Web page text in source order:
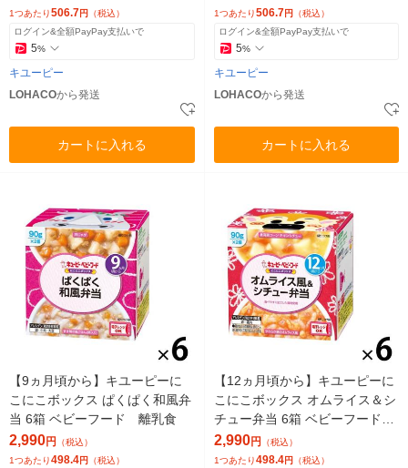
1つあたり506.7円 （税込）
ログイン&全額PayPay支払いで
5%
キユーピー
LOHACOから発送
カートに入れる
1つあたり506.7 円 （税込）
ログイン&全額PayPay支払いで
5%
キユーピー
LOHACOから発送
カートに入れる
【9ヵ月頃から】キユーピーに
こにこボックス ぱくぱく和風弁
当 6箱 ベビーフード 離乳食
2,990円
（税込）
1つあたり498.4円 （税込）
【12ヵ月頃から】キユーピーに
こにこボックス オムライス＆シ
チュー弁当 6箱 ベビーフード
離乳食
2,990円
（税込）
1つあたり498.4円 （税込）